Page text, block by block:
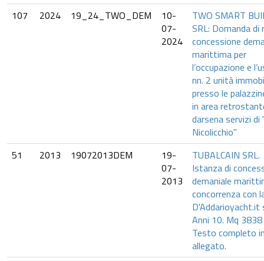
107
2024 19_24_TWO_DEM
10-
07-
2024
TWO SMART
SRL: Domanda di
concessione
marittima per
l’occupazione e
nn. 2 unità
presso le
in area
darsena servizi di
Nicolicchio"
51
2013 19072013DEM
19-
07-
2013
TUBALCAIN SRL.
Istanza di
demaniale
concorrenza con
D'Addarioyacht.it
Anni 10. Mq 3838
Testo completo
allegato.